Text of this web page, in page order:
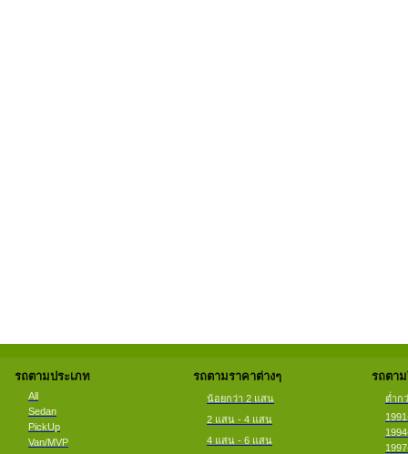
รถตามประเภท
All
Sedan
PickUp
Van/MVP
รถตามราคาต่างๆ
น้อยกว่า 2 แสน
2 แสน - 4 แสน
4 แสน - 6 แสน
รถตา
ต่ำก